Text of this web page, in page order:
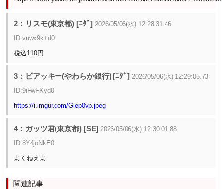
2：リスモ(東京都) [ﾆﾀﾞ] 2026/05/06(水) 12:28:31.46
ID:vuwx9k+d0
税込110円
3：ピアッキー(やわらか銀行) [ﾆﾀﾞ] 2026/05/06(水) 12:29:05.73
ID:9iFwFKyd0
https://i.imgur.com/Glep0vp.jpeg
4：ガッツ君(東京都) [SE] 2026/05/06(水) 12:30:01.88
ID:8Y4joNkE0
よくねえよ
関連記事